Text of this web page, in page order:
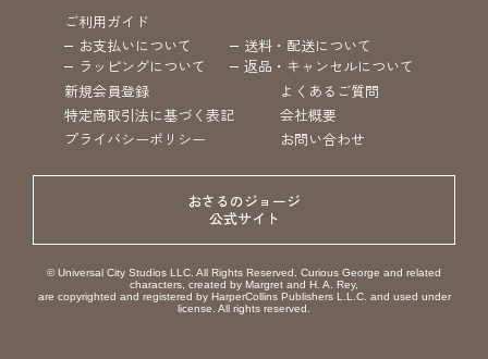
ご利用ガイド
お支払いについて
送料・配送について
ラッピングについて
返品・キャンセルについて
新規会員登録
よくあるご質問
特定商取引法に基づく表記
会社概要
プライバシーポリシー
お問い合わせ
おさるのジョージ
公式サイト
© Universal City Studios LLC. All Rights Reserved. Curious George and related
characters, created by Margret and H. A. Rey,
are copyrighted and registered by HarperCollins Publishers L.L.C. and used under
license. All rights reserved.